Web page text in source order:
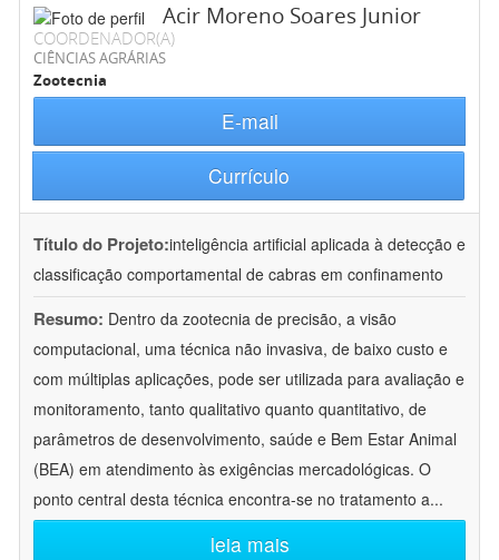
Acir Moreno Soares Junior
COORDENADOR(A)
CIÊNCIAS AGRÁRIAS
Zootecnia
E-mail
Currículo
Título do Projeto:inteligência artificial aplicada à detecção e
classificação comportamental de cabras em confinamento
Resumo: Dentro da zootecnia de precisão, a visão
computacional, uma técnica não invasiva, de baixo custo e
com múltiplas aplicações, pode ser utilizada para avaliação e
monitoramento, tanto qualitativo quanto quantitativo, de
parâmetros de desenvolvimento, saúde e Bem Estar Animal
(BEA) em atendimento às exigências mercadológicas. O
ponto central desta técnica encontra-se no tratamento a...
leia mais